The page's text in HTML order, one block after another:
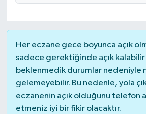
Her eczane gece boyunca açık
sadece gerektiğinde açık kalabilir
beklenmedik durumlar nedeniyle
gelemeyebilir. Bu nedenle, yola
eczanenin açık olduğunu telefon
etmeniz iyi bir fikir olacaktır.